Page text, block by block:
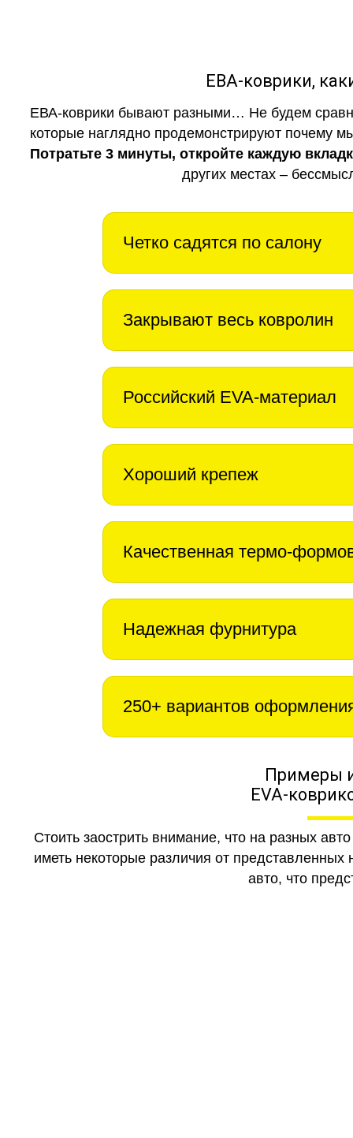
ЕВА-коврики,
ЕВА-коврики бывают разными… Не будем
которые наглядно продемонстрируют почему
Потратьте 3 минуты, откройте каждую
других местах –
Четко садятся по салону
Закрывают весь ковролин
Российский EVA-материал
Хороший крепеж
Качественная термо-
Надежная фурнитура
250+ вариантов
Примеры
EVA-
Стоить заострить внимание, что на разных
иметь некоторые различия от
авто, что